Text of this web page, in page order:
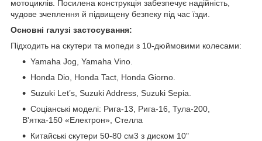
мотоциклів. Посилена конструкція забезпечує надійність,
чудове зчеплення й підвищену безпеку під час їзди.
Основні галузі застосування:
Підходить на скутери та мопеди з 10-дюймовими колесами:
Yamaha Jog, Yamaha Vino.
Honda Dio, Honda Tact, Honda Giorno.
Suzuki Let’s, Suzuki Address, Suzuki Sepia.
Соціанські моделі: Рига-13, Рига-16, Тула-200,
В'ятка-150 «Електрон», Стелла
Китайські скутери 50-80 см3 з диском 10"